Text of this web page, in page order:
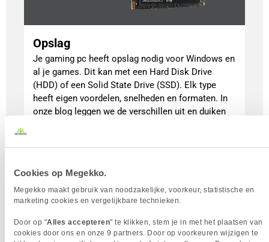
Cookies op Megekko.
Megekko maakt gebruik van noodzakelijke, voorkeur, statistische en
marketing cookies en vergelijkbare technieken.
Door op "Alles accepteren" te klikken, stem je in met het plaatsen van
cookies door ons en onze 9 partners. Door op voorkeuren wijzigen te
Opslag
Je gaming pc heeft opslag nodig voor Windows en
al je games. Dit kan met een Hard Disk Drive
(HDD) of een Solid State Drive (SSD). Elk type
heeft eigen voordelen, snelheden en formaten. In
onze blog leggen we de verschillen uit en duiken
| alles over SSD's |